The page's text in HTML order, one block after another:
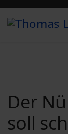
Der
soll